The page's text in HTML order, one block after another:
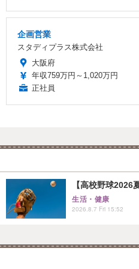
企画営業
スタディプラス株式会社
大阪府
年収759万円～1,020万円
正社員
【高校野球
生活・健康
2026.8.7 Fri 15:52